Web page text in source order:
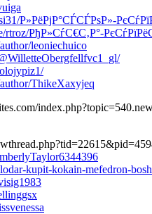
Р»РёРјР°СЃСЃРѕР»-
rtroz/РђР»СѓС€С‚Р°-
leoniechuico
ThikeXaxyjeq
kupit-kokain-mefedron-